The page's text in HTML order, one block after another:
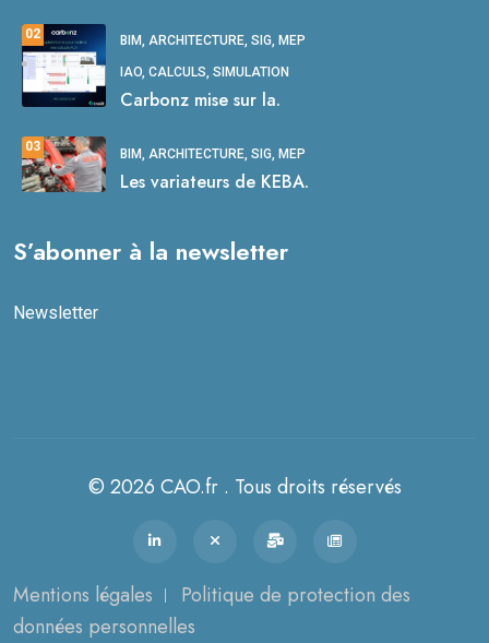
02 BIM, ARCHITECTURE, SIG, MEP
IAO, CALCULS, SIMULATION
Carbonz mise sur la.
03 BIM, ARCHITECTURE, SIG, MEP
Les variateurs de KEBA.
S’abonner à la newsletter
Newsletter
© 2026 CAO.fr . Tous droits réservés
Mentions légales
Politique de protection des
données personnelles